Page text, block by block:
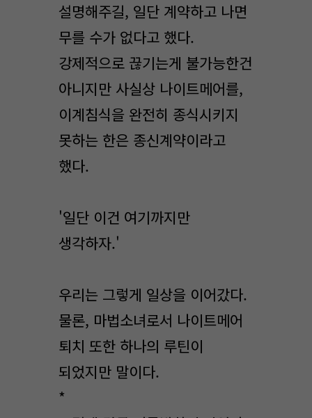
설명해주길, 일단 계약하고 나면
무를 수가 없다고 했다.
강제적으로 끊기는게 불가능한건
아니지만 사실상 나이트메어를,
이계침식을 완전히 종식시키지
못하는 한은 종신계약이라고
했다.
'일단 이건 여기까지만
생각하자.'
우리는 그렇게 일상을 이어갔다.
물론, 마법소녀로서 나이트메어
퇴치 또한 하나의 루틴이
되었지만 말이다.
*